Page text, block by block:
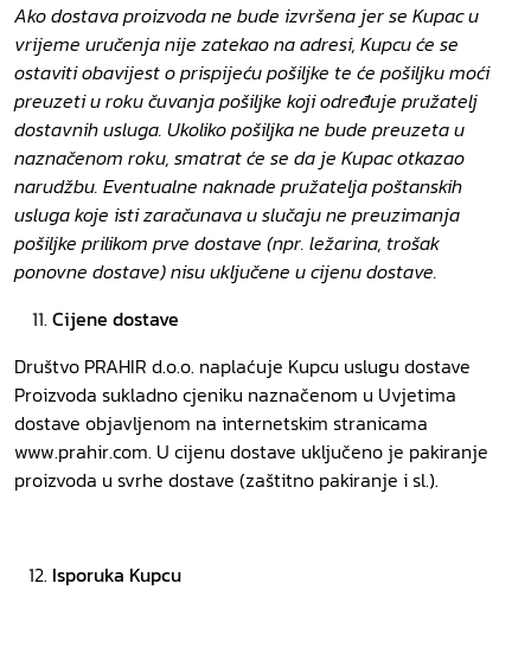
Ako dostava proizvoda ne bude izvršena jer se Kupac u
vrijeme uručenja nije zatekao na adresi, Kupcu će se
ostaviti obavijest o prispijeću pošiljke te će pošiljku moći
preuzeti u roku čuvanja pošiljke koji određuje pružatelj
dostavnih usluga. Ukoliko pošiljka ne bude preuzeta u
naznačenom roku, smatrat će se da je Kupac otkazao
narudžbu. Eventualne naknade pružatelja poštanskih
usluga koje isti zaračunava u slučaju ne preuzimanja
pošiljke prilikom prve dostave (npr. ležarina, trošak
ponovne dostave) nisu uključene u cijenu dostave.
Cijene dostave
Društvo PRAHIR d.o.o. naplaćuje Kupcu uslugu dostave
Proizvoda sukladno cjeniku naznačenom u Uvjetima
dostave objavljenom na internetskim stranicama
www.prahir.com. U cijenu dostave uključeno je pakiranje
proizvoda u svrhe dostave (zaštitno pakiranje i sl.).
Isporuka Kupcu